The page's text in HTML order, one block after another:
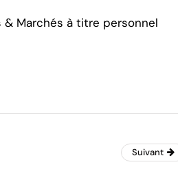
Marchés à titre personnel
Suivant